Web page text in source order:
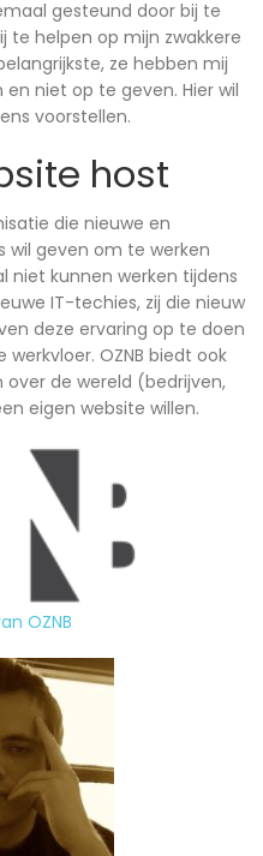
gesteund door bij te
te helpen op mijn zwakkere
ze hebben mij
niet op te geven. Hier wil
voorstellen.
host
die nieuwe en
wil geven om te werken
kunnen werken tijdens
IT-techies, zij die nieuw
deze ervaring op te doen
OZNB biedt ook
de wereld (bedrijven,
eigen website willen.
OZNB